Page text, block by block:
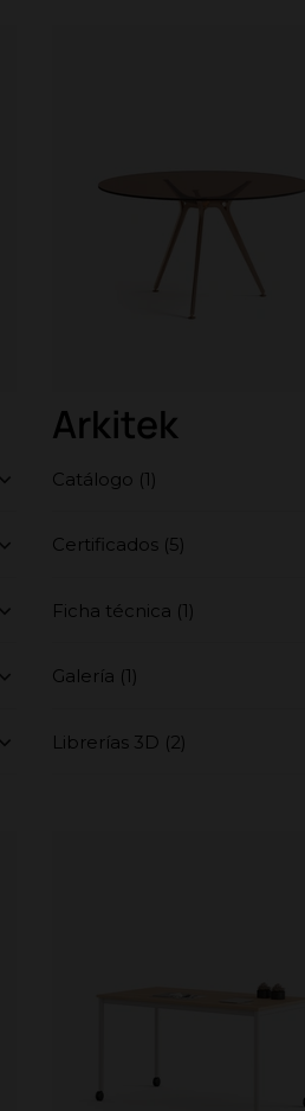
Arkitek
Catálogo (1)
Certificados (5)
Ficha técnica (1)
Galería (1)
Librerías 3D (2)